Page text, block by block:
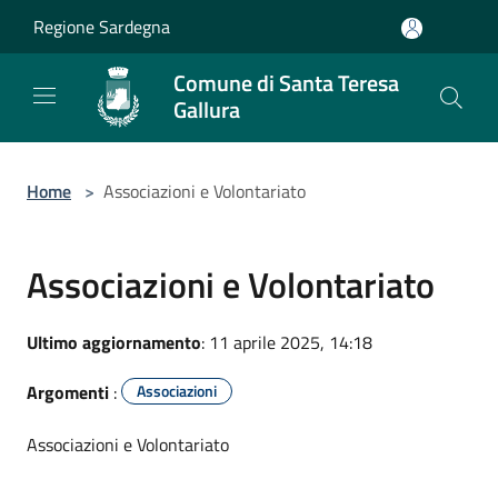
Regione Sardegna
Comune di Santa Teresa
Gallura
Home > Associazioni e Volontariato
Associazioni e Volontariato
Ultimo aggiornamento: 11 aprile 2025, 14:18
Argomenti : Associazioni
Associazioni e Volontariato